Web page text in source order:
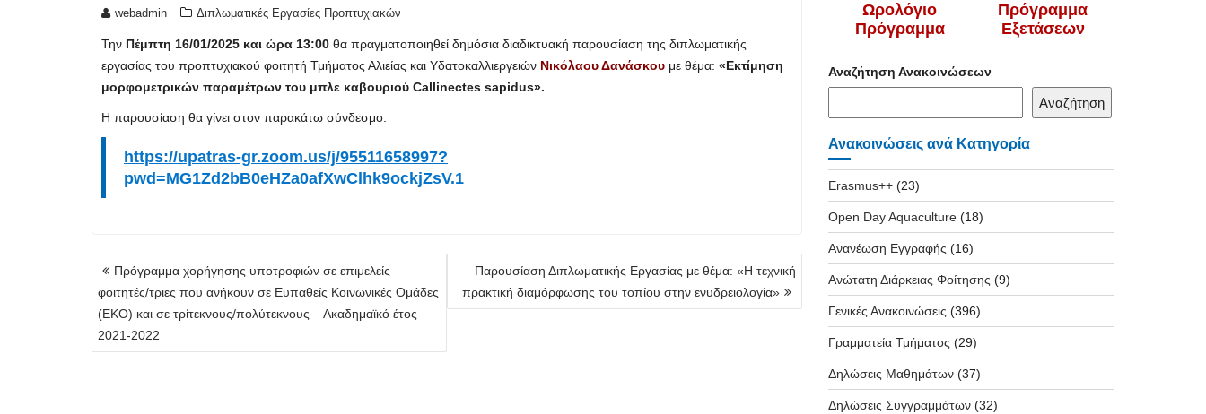
webadmin Διπλωματικές Εργασίες Προπτυχιακών
Την Πέμπτη 16/01/2025 και ώρα 13:00 θα πραγματοποιηθεί δημόσια διαδικτυακή παρουσίαση της διπλωματικής
εργασίας του προπτυχιακού φοιτητή Τμήματος Αλιείας και Υδατοκαλλιεργειών Νικόλαου Δανάσκου με θέμα: «Εκτίμηση
μορφομετρικών παραμέτρων του μπλε καβουριού Callinectes sapidus».
Η παρουσίαση θα γίνει στον παρακάτω σύνδεσμο:
https://upatras-gr.zoom.us/j/95511658997?
pwd=MG1Zd2bB0eHZa0afXwClhk9ockjZsV.1
Πλοήγηση
άρθρων
Πρόγραμμα χορήγησης υποτροφιών σε επιμελείς
φοιτητές/τριες που ανήκουν σε Ευπαθείς Κοινωνικές Ομάδες
(ΕΚΟ) και σε τρίτεκνους/πολύτεκνους – Ακαδημαϊκό έτος
2021-2022
Παρουσίαση Διπλωματικής Εργασίας με θέμα: «Η τεχνική
πρακτική διαμόρφωσης του τοπίου στην ενυδρειολογία»
Ωρολόγιο
Πρόγραμμα
Πρόγραμμα
Εξετάσεων
Αναζήτηση Ανακοινώσεων
Αναζήτηση
Ανακοινώσεις ανά Κατηγορία
Erasmus++(23)
Open Day Aquaculture(18)
Ανανέωση Εγγραφής (16)
Ανώτατη Διάρκειας Φοίτησης (9)
Γενικές Ανακοινώσεις (396)
Γραμματεία Τμήματος (29)
Δηλώσεις Μαθημάτων(37)
Δηλώσεις Συγγραμμάτων(32)